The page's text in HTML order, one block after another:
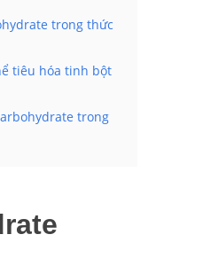
trong thức
tiêu hóa tinh bột
trong